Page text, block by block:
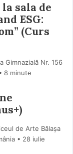
sala de
ESG:
(Curs
Gimnazială Nr. 156
8 minute
de Arte Bălașa
28 iulie